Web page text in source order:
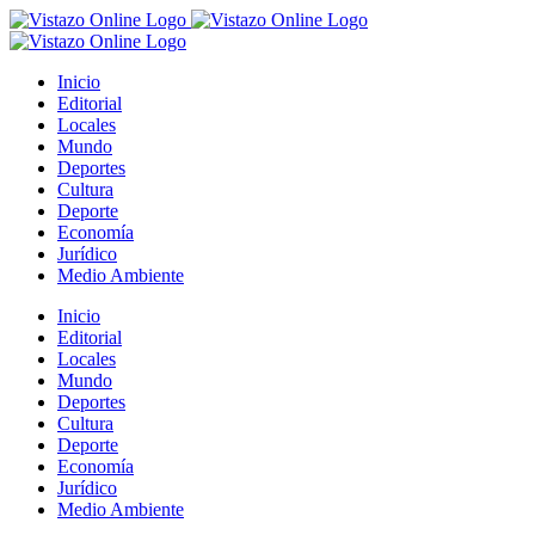
Saltar
al
Inicio
Editorial
Locales
Mundo
Deportes
Cultura
Deporte
Economía
Jurídico
Medio Ambiente
Inicio
Editorial
Locales
Mundo
Deportes
Cultura
Deporte
Economía
Jurídico
Medio Ambiente